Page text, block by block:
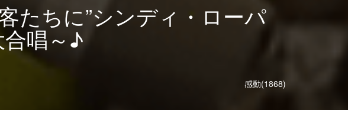
たちに”シンディ・ローパ
合唱～♪
感動(1868)